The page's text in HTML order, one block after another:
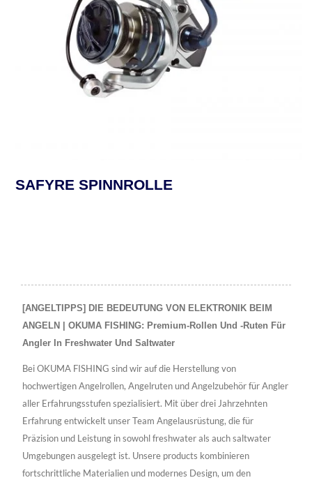
SAFYRE SPINNROLLE
[ANGELTIPPS] DIE BEDEUTUNG VON ELEKTRONIK BEIM
ANGELN | OKUMA FISHING: Premium-Rollen Und -Ruten Für
Angler In Freshwater Und Saltwater
Bei OKUMA FISHING sind wir auf die Herstellung von
hochwertigen Angelrollen, Angelruten und Angelzubehör für Angler
aller Erfahrungsstufen spezialisiert. Mit über drei Jahrzehnten
Erfahrung entwickelt unser Team Angelausrüstung, die für
Präzision und Leistung in sowohl freshwater als auch saltwater
Umgebungen ausgelegt ist. Unsere products kombinieren
fortschrittliche Materialien und modernes Design, um den